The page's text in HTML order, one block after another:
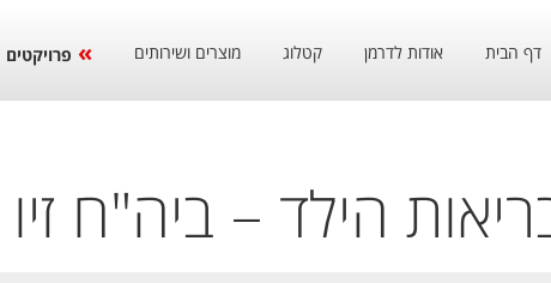
דף הבית אודות לדרמן קטלוג מוצרים ושירותים פרויקטים
הילד – ביה"ח